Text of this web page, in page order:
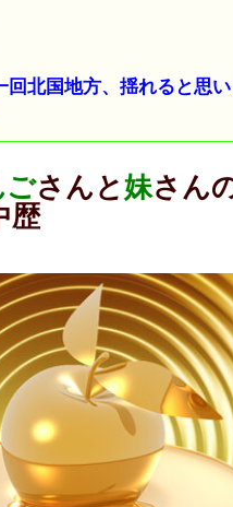
回北国地方、揺れると思い
ごさんと妹さん
歴